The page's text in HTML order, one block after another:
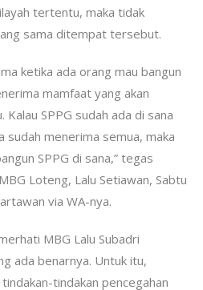
tertentu, maka tidak
sama ditempat tersebut.
ketika ada orang mau bangun
mamfaat yang akan
SPPG sudah ada di sana
sudah menerima semua, maka
SPPG di sana,” tegas
Loteng, Lalu Setiawan, Sabtu
via WA-nya.
MBG Lalu Subadri
ada benarnya. Untuk itu,
tindakan pencegahan